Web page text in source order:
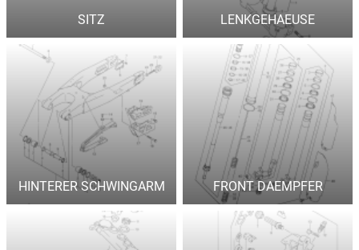
SITZ LENKGEHAEUSE
HINTERER SCHWINGARM FRONT DAEMPFER